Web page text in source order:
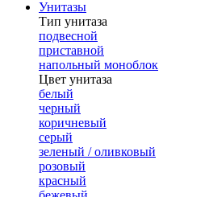
Унитазы
Тип унитаза
подвесной
приставной
напольный моноблок
Цвет унитаза
белый
черный
коричневый
серый
зеленый / оливковый
розовый
красный